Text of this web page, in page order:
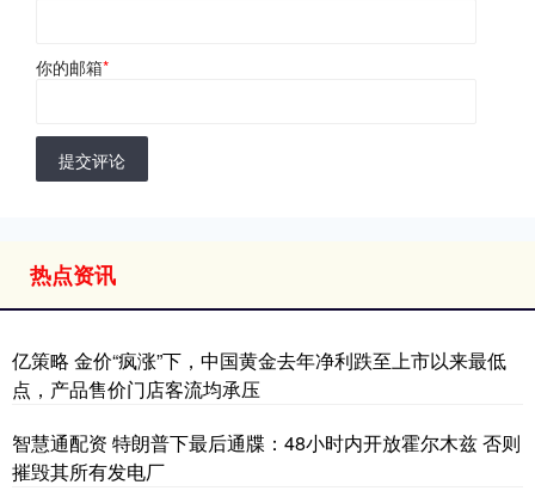
你的邮箱*
提交评论
热点资讯
亿策略 金价“疯涨”下，中国黄金去年净利跌至上市以来最低
点，产品售价门店客流均承压
智慧通配资 特朗普下最后通牒：48小时内开放霍尔木兹 否则
摧毁其所有发电厂